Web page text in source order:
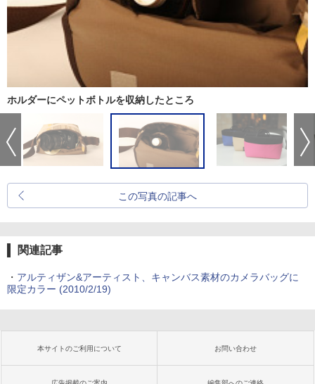
ホルダーにペットボトルを収納したところ
この写真の記事へ
関連記事
・ アルティザン&アーティスト、キャンバス素材のカメラバッグに
限定カラー (2010/2/19)
本サイトのご利用について お問い合わせ